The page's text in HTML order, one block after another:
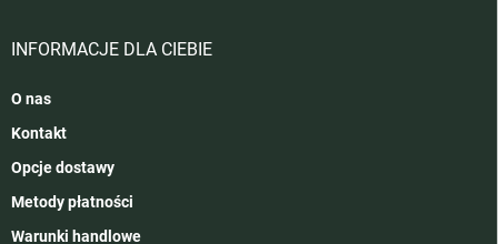
INFORMACJE DLA CIEBIE
O nas
Kontakt
Opcje dostawy
Metody płatności
Warunki handlowe